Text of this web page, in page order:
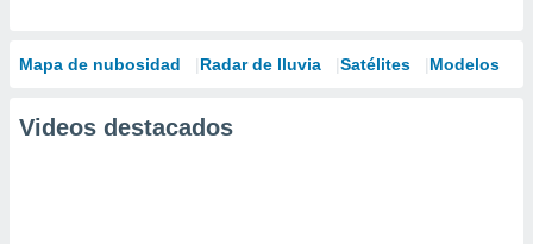
Mapa de nubosidad Radar de lluvia Satélites Modelos
Videos destacados